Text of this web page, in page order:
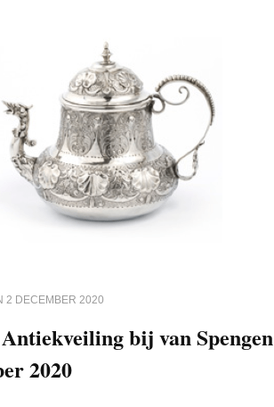
2 DECEMBER 2020
bij van Spengen
2020